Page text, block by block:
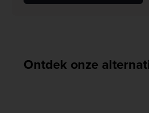
Ontdek onze